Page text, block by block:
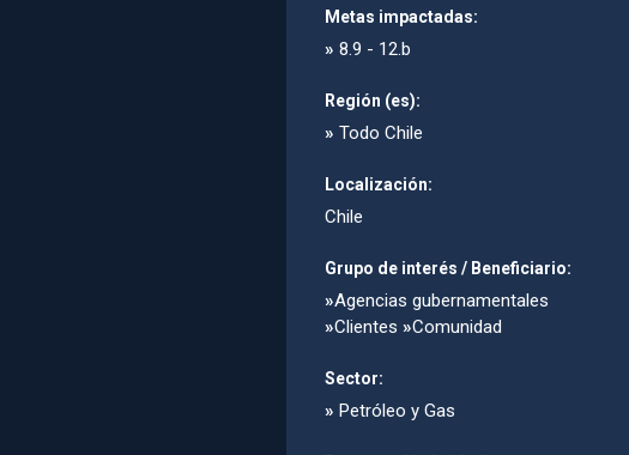
Metas impactadas:
» 8.9 - 12.b
Región (es):
» Todo Chile
Localización:
Chile
Grupo de interés / Beneficiario:
»Agencias gubernamentales
»Clientes »Comunidad
Sector:
» Petróleo y Gas